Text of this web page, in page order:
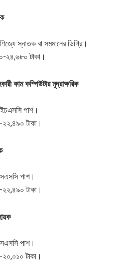
স্নাতক বা সমমানের ডিগ্রি।
২৪,৬৮০ টাকা।
কাম কম্পিউটার মুদ্রাক্ষরিক
পাশ।
টাকা।
পাশ।
টাকা।
পাশ।
টাকা।